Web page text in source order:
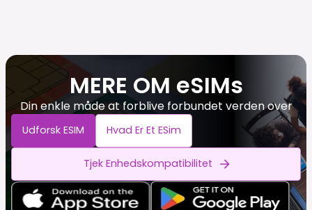
MERE OM eSIMs
Din enkle måde at forblive forbundet verden over
Udforsk ESIM Hvad Er Et ESim
Tjek Enhedskompatibilitet